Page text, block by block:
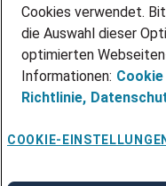
KONTAKT
@Adecco 2026
IMPRESSUM
DATENSCHUTZ
NUTZUNGSBEDINGUNGEN
COOKIE-RICHTLINIEN
Cookies verwendet.
die Auswahl dieser
optimierten
Informationen: Cookie
Richtlinie,
COOKIE-EINSTELLUNGEN